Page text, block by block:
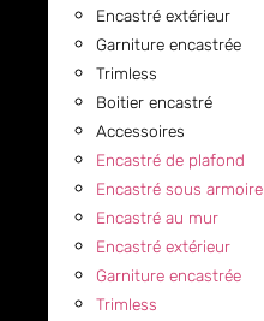
Encastré extérieur
Garniture encastrée
Trimless
Boitier encastré
Accessoires
Encastré de plafond
Encastré sous armoire
Encastré au mur
Encastré extérieur
Garniture encastrée
Trimless